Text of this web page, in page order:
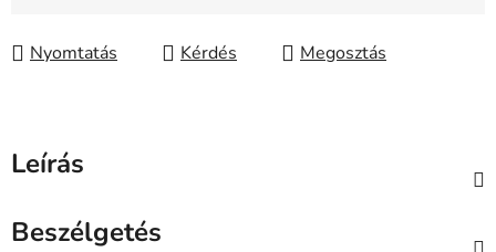
Nyomtatás
Kérdés Megosztás
Leírás
Beszélgetés